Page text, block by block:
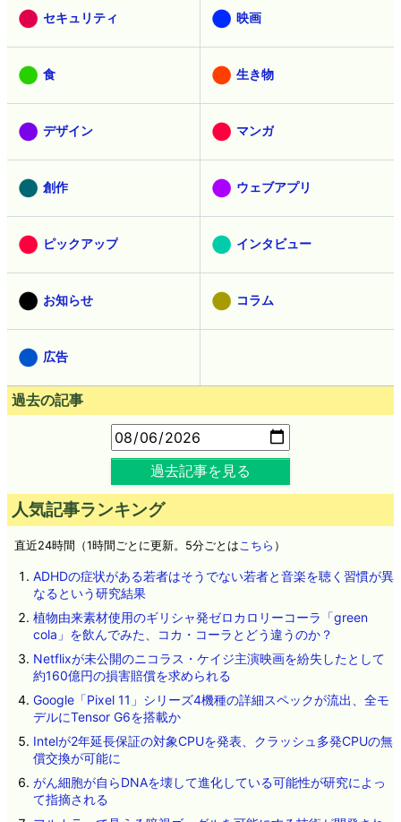
セキュリティ 映画
食 生き物
デザイン マンガ
創作 ウェブアプリ
ピックアップ インタビュー
お知らせ コラム
広告
過去の記事
過去記事を見る
人気記事ランキング
直近24時間（1時間ごとに更新。5分ごとは こちら ）
ADHDの症状がある若者はそうでない若者と音楽を聴く習慣が異
なるという研究結果
植物由来素材使用のギリシャ発ゼロカロリーコーラ「green
cola」を飲んでみた、コカ・コーラとどう違うのか？
Netflixが未公開のニコラス・ケイジ主演映画を紛失したとして
約160億円の損害賠償を求められる
Google「Pixel 11」シリーズ4機種の詳細スペックが流出、全モ
デルにTensor G6を搭載か
Intelが2年延長保証の対象CPUを発表、クラッシュ多発CPUの無
償交換が可能に
がん細胞が自らDNAを壊して進化している可能性が研究によっ
て指摘される